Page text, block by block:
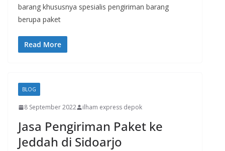
barang khususnya spesialis pengiriman barang
berupa paket
Read More
BLOG
8 September 2022 ilham express depok
Jasa Pengiriman Paket ke
Jeddah di Sidoarjo